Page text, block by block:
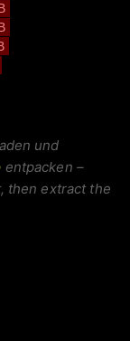
und
entpacken –
then extract the